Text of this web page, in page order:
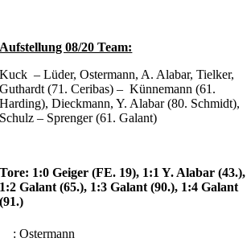
Aufstellung 08/20 Team:
Kuck – Lüder, Ostermann, A. Alabar, Tielker,
Guthardt (71. Ceribas) – Künnemann (61.
Harding), Dieckmann, Y. Alabar (80. Schmidt),
Schulz – Sprenger (61. Galant)
Tore: 1:0 Geiger (FE. 19), 1:1 Y. Alabar (43.),
1:2 Galant (65.), 1:3 Galant (90.), 1:4 Galant
(91.)
: Ostermann